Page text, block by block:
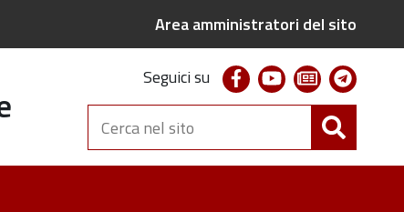
Area amministratori del sito
Seguici su facebookyoutubenewsletter
Cerca
nel
sito